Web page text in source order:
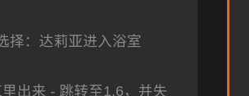
择：达莉亚进入浴室
里出来 - 跳转至1.6，并失